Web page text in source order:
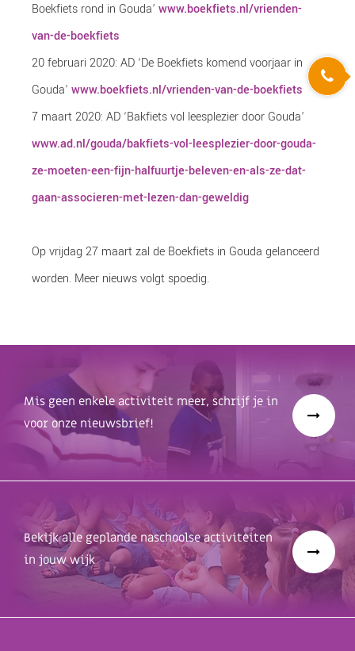
Boekfiets rond in Gouda’ www.boekfiets.nl/vrienden-
van-de-boekfiets
20 februari 2020: AD ‘De Boekfiets komend voorjaar in
Gouda’ www.boekfiets.nl/vrienden-van-de-boekfiets
7 maart 2020: AD ‘Bakfiets vol leesplezier door Gouda’
www.ad.nl/gouda/bakfiets-vol-leesplezier-door-gouda-
ze-moeten-een-fijn-halfuurtje-beleven-en-als-ze-dat-
gaan-associeren-met-lezen-dan-geweldig
Op vrijdag 27 maart zal de Boekfiets in Gouda gelanceerd
worden. Meer nieuws volgt spoedig.
Mis geen enkele activiteit meer, schrijf je in
voor onze nieuwsbrief!
Bekijk alle geplande naschoolse activiteiten
in jouw wijk